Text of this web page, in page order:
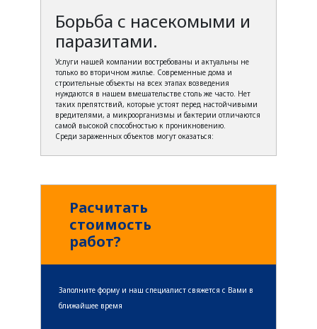
Борьба с насекомыми и
паразитами.
Услуги нашей компании востребованы и актуальны не
только во вторичном жилье. Современные дома и
строительные объекты на всех этапах возведения
нуждаются в нашем вмешательстве столь же часто. Нет
таких препятствий, которые устоят перед настойчивыми
вредителями, а микроорганизмы и бактерии отличаются
самой высокой способностью к проникновению.
Среди зараженных объектов могут оказаться:
Расчитать
стоимость
работ?
Заполните форму и наш специалист свяжется с Вами в
ближайшее время